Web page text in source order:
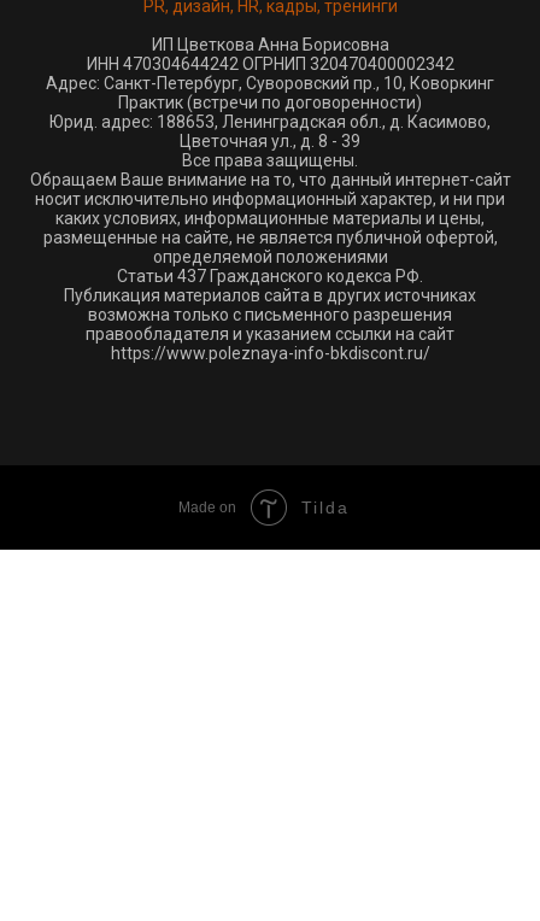
PR, дизайн, HR, кадры, тренинги
ИП Цветкова Анна Борисовна
ИНН 470304644242 ОГРНИП 320470400002342
Адрес: Санкт-Петербург, Суворовский пр., 10, Коворкинг
Практик (встречи по договоренности)
Юрид. адрес: 188653, Ленинградская обл., д. Касимово,
Цветочная ул., д. 8 - 39
Все права защищены.
Обращаем Ваше внимание на то, что данный интернет-сайт
носит исключительно информационный характер, и ни при
каких условиях, информационные материалы и цены,
размещенные на сайте, не является публичной офертой,
определяемой положениями
Статьи 437 Гражданского кодекса РФ.
Публикация материалов сайта в других источниках
возможна только с письменного разрешения
правообладателя и указанием ссылки на сайт
https://www.poleznaya-info-bkdiscont.ru/
Made on Tilda